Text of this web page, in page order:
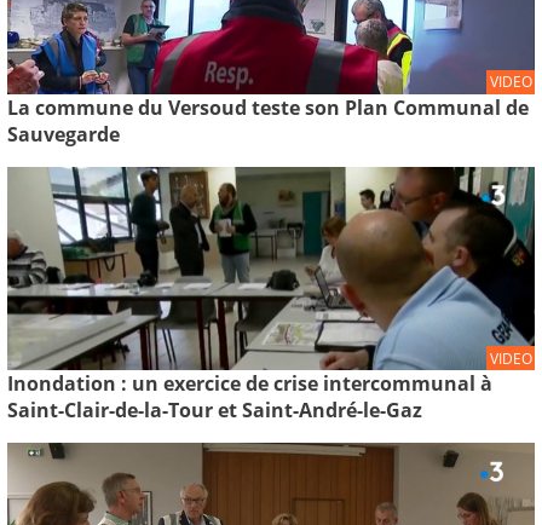
VIDEO
La commune du Versoud teste son Plan Communal de
Sauvegarde
VIDEO
Inondation : un exercice de crise intercommunal à
Saint-Clair-de-la-Tour et Saint-André-le-Gaz